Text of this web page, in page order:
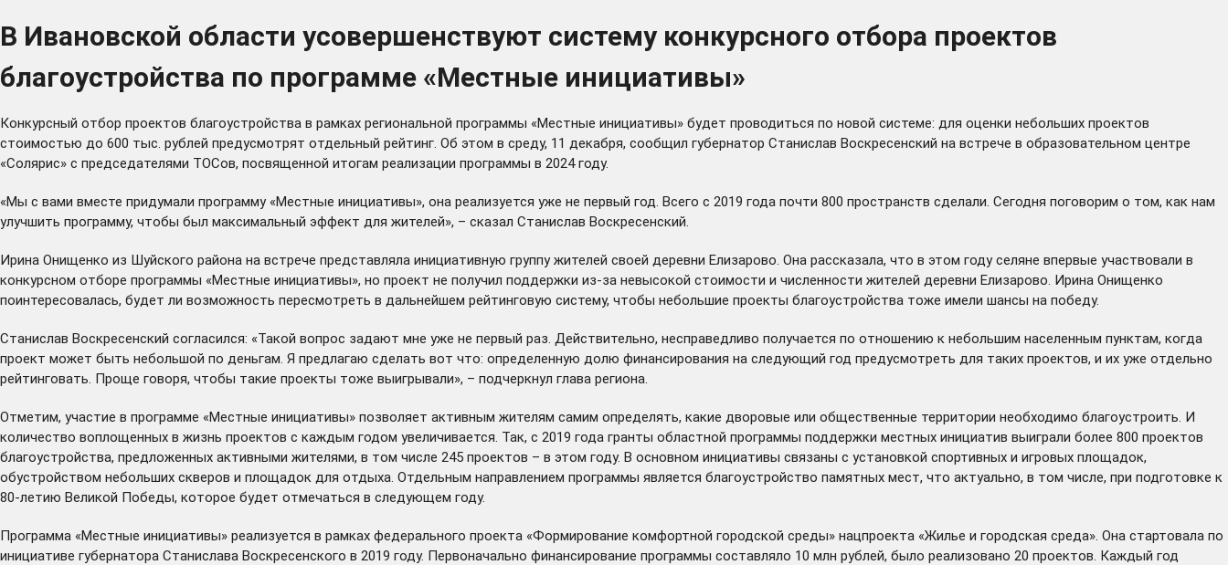
В Ивановской области усовершенствуют систему конкурсного отбора проектов
благоустройства по программе «Местные инициативы»
Конкурсный отбор проектов благоустройства в рамках региональной программы «Местные инициативы» будет проводиться по новой системе: для оценки небольших проектов
стоимостью до 600 тыс. рублей предусмотрят отдельный рейтинг. Об этом в среду, 11 декабря, сообщил губернатор Станислав Воскресенский на встрече в образовательном центре
«Солярис» с председателями ТОСов, посвященной итогам реализации программы в 2024 году.
«Мы с вами вместе придумали программу «Местные инициативы», она реализуется уже не первый год. Всего с 2019 года почти 800 пространств сделали. Сегодня поговорим о том, как нам
улучшить программу, чтобы был максимальный эффект для жителей», – сказал Станислав Воскресенский.
Ирина Онищенко из Шуйского района на встрече представляла инициативную группу жителей своей деревни Елизарово. Она рассказала, что в этом году селяне впервые участвовали в
конкурсном отборе программы «Местные инициативы», но проект не получил поддержки из-за невысокой стоимости и численности жителей деревни Елизарово. Ирина Онищенко
поинтересовалась, будет ли возможность пересмотреть в дальнейшем рейтинговую систему, чтобы небольшие проекты благоустройства тоже имели шансы на победу.
Станислав Воскресенский согласился: «Такой вопрос задают мне уже не первый раз. Действительно, несправедливо получается по отношению к небольшим населенным пунктам, когда
проект может быть небольшой по деньгам. Я предлагаю сделать вот что: определенную долю финансирования на следующий год предусмотреть для таких проектов, и их уже отдельно
рейтинговать. Проще говоря, чтобы такие проекты тоже выигрывали», – подчеркнул глава региона.
Отметим, участие в программе «Местные инициативы» позволяет активным жителям самим определять, какие дворовые или общественные территории необходимо благоустроить. И
количество воплощенных в жизнь проектов с каждым годом увеличивается. Так, с 2019 года гранты областной программы поддержки местных инициатив выиграли более 800 проектов
благоустройства, предложенных активными жителями, в том числе 245 проектов – в этом году. В основном инициативы связаны с установкой спортивных и игровых площадок,
обустройством небольших скверов и площадок для отдыха. Отдельным направлением программы является благоустройство памятных мест, что актуально, в том числе, при подготовке к
80-летию Великой Победы, которое будет отмечаться в следующем году.
Программа «Местные инициативы» реализуется в рамках федерального проекта «Формирование комфортной городской среды» нацпроекта «Жилье и городская среда». Она стартовала по
инициативе губернатора Станислава Воскресенского в 2019 году. Первоначально финансирование программы составляло 10 млн рублей, было реализовано 20 проектов. Каждый год